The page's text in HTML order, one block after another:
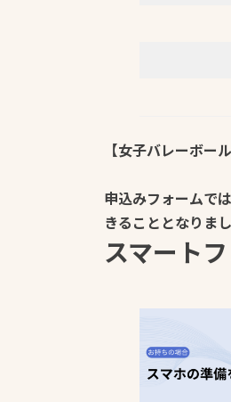
【女子バレーボー
申込みフォームで
きることとなりま
スマート